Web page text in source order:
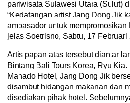
pariwisata Sulawesi Utara (Sulut)
“Kedatangan artist Jang Dong Jik
ambasador untuk mempromosikan
jelas Soetrisno, Sabtu, 17 Februari
Artis papan atas tersebut diantar
Bintang Bali Tours Korea, Ryu Kia.
Manado Hotel, Jang Dong Jik
disambut hidangan makanan dan
disediakan pihak hotel.